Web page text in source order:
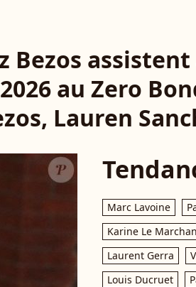
Bezos
au Zero
Lauren
Marc Lavoine
Karine Le
Laurent Gerra
Louis Ducruet